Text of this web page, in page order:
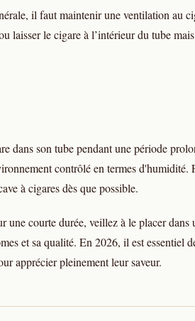
il faut maintenir une ventilation au
laisser le cigare à l’intérieur du tube
dans son tube pendant une période
contrôlé en termes
à cigares dès que possible.
une courte durée, veillez à le placer
et sa qualité. En 2026, il est essentiel
apprécier pleinement leur saveur.